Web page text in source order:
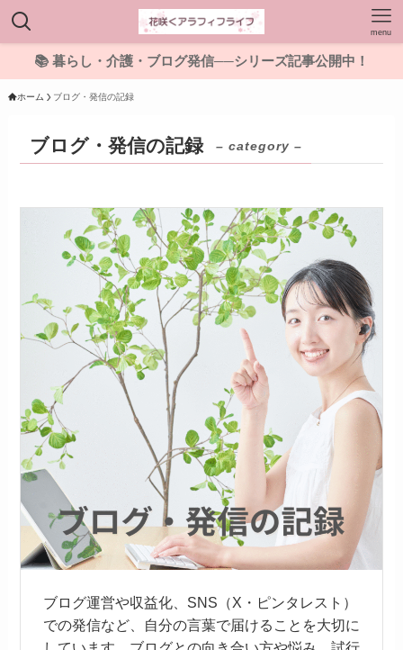
menu
📚 暮らし・介護・ブログ発信──シリーズ記事公開中！
ホーム ブログ・発信の記録
ブログ・発信の記録 – category –
ブログ運営や収益化、SNS（X・ピンタレスト）
での発信など、自分の言葉で届けることを大切に